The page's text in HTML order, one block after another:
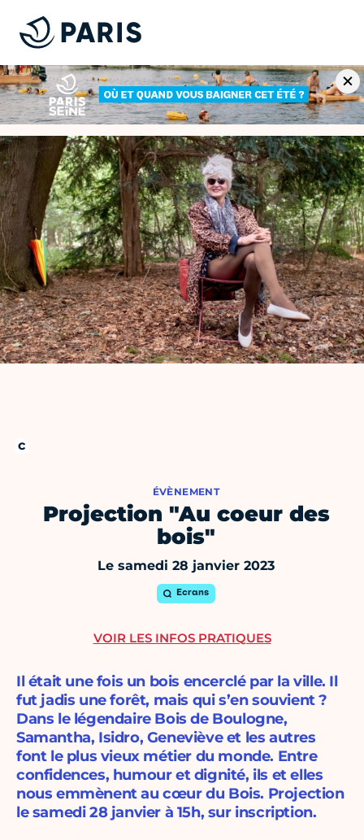
ÉVÈNEMENT
Projection "Au coeur des
bois"
Le samedi 28 janvier 2023
Ecrans
Il était une fois un bois encerclé par la ville. Il
fut jadis une forêt, mais qui s’en souvient ?
Dans le légendaire Bois de Boulogne,
Samantha, Isidro, Geneviève et les autres
font le plus vieux métier du monde. Entre
confidences, humour et dignité, ils et elles
nous emmènent au cœur du Bois. Projection
le samedi 28 janvier à 15h, sur inscription.
VOIR LES INFOS PRATIQUES